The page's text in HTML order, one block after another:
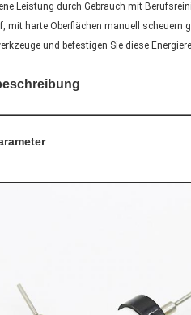
Leistung durch Gebrauch mit
mit harte Oberflächen manuell
und befestigen Sie diese